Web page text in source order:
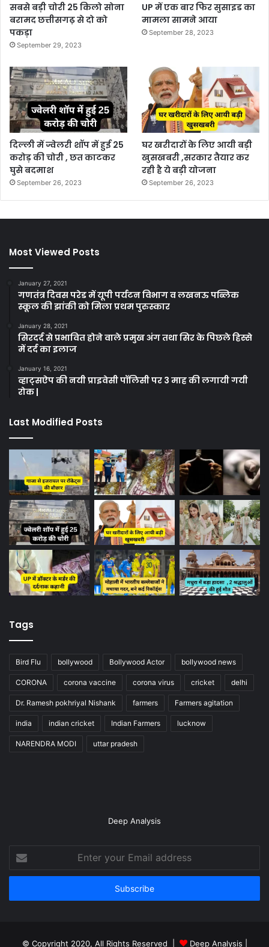
सबसे बड़ी चोरी 25 किलो सोना
बरामद छत्तीसगढ़ से दो को
पकड़ा
September 29, 2023
UP में एक बार फिर सुसाइड का
मामला सामने आया
September 28, 2023
दिल्ली में ज्वेलरी शॉप में हुई 25
करोड़ की चोरी , छत काटकर
घुसे बदमाश
September 26, 2023
घर खरीदारों के लिए आयी बड़ी
खुसखबरी ,सरकार तैयार कर
रही है ये बड़ी योजना
September 26, 2023
Most Viewed Posts
January 27, 2021
गणतंत्र दिवस परेड में यूपी पर्यटन विभाग व लखनऊ पब्लिक
स्कूल की झांकी को मिला प्रथम पुरुस्कार
January 28, 2021
सिरदर्द से प्रभावित होने वाले प्रमुख अंग तथा सिर के पिछले हिस्से
में दर्द का इलाज
January 16, 2021
व्हाट्सऐप की नयी प्राइवेसी पॉलिसी पर 3 माह की लगायी गयी
रोक |
Last Modified Posts
Tags
Bird Flu bollywood Bollywood Actor bollywood news
CORONA corona vaccine corona virus cricket delhi
Dr. Ramesh pokhriyal Nishank farmers Farmers agitation
india indian cricket Indian Farmers lucknow
NARENDRA MODI uttar pradesh
Deep Analysis
your
Email
© Copyright 2020, All Rights Reserved | Deep Analysis